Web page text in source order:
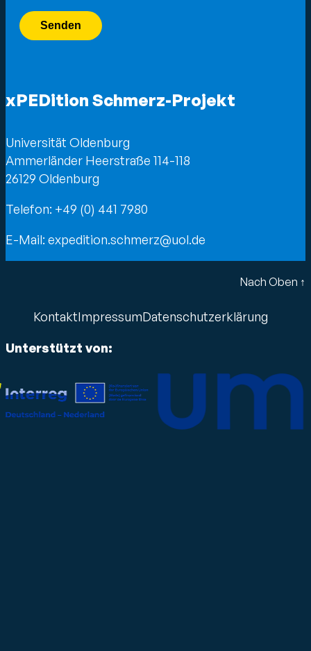
xPEDition Schmerz-Projekt
Universität Oldenburg
Ammerländer Heerstraße 114-118
26129 Oldenburg
Telefon: +49 (0) 441 7980
E-Mail: expedition.schmerz@uol.de
Nach Oben ↑
KontaktImpressumDatenschutzerklärung
Unterstützt von: